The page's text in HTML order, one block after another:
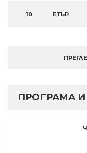
10 ЕТЪР
ПРОГРАМА И